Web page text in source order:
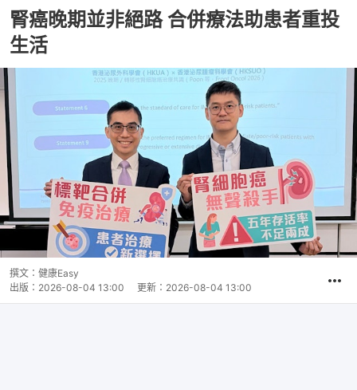
腎癌晚期並非絕路 合併療法助患者重投
生活
撰文： 健康Easy
出版： 2026-08-04 13:00 更新： 2026-08-04 13:00